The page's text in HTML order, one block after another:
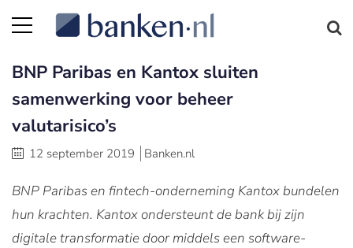
BNP Paribas en Kantox sluiten
samenwerking voor beheer
valutarisico’s
12 september 2019 Banken.nl
BNP Paribas en fintech-onderneming Kantox bundelen
hun krachten. Kantox ondersteunt de bank bij zijn
digitale transformatie door middels een software-